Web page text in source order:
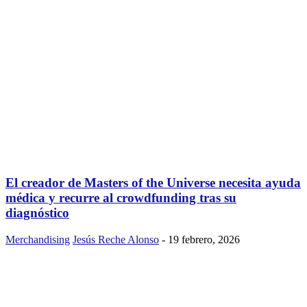
El creador de Masters of the Universe necesita ayuda
médica y recurre al crowdfunding tras su
diagnóstico
Merchandising Jesús Reche Alonso - 19 febrero, 2026